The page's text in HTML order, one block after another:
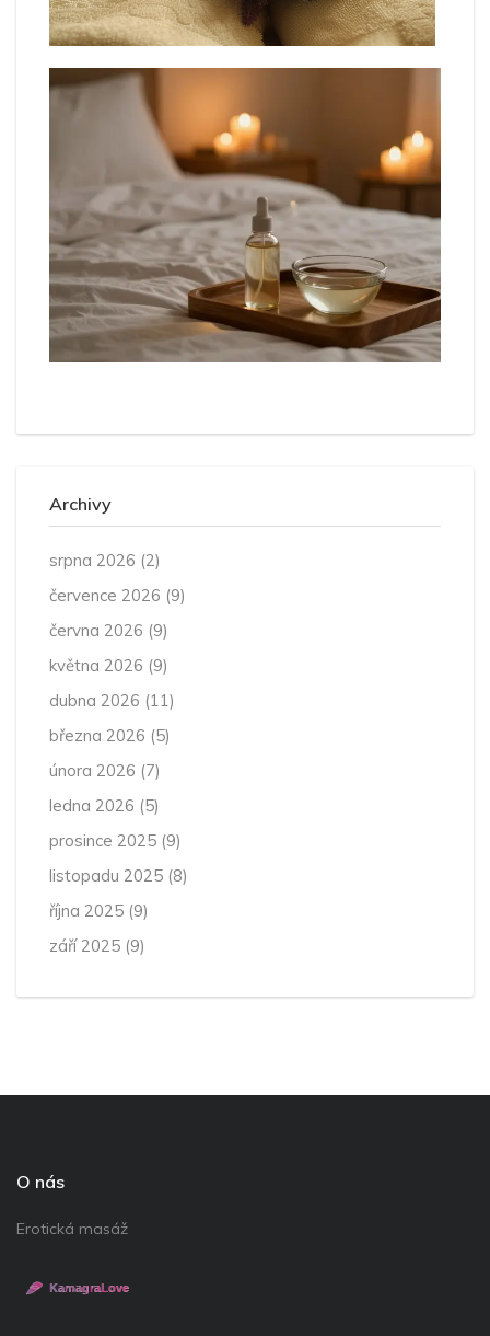
Archivy
srpna 2026 (2)
července 2026 (9)
června 2026 (9)
května 2026 (9)
dubna 2026 (11)
března 2026 (5)
února 2026 (7)
ledna 2026 (5)
prosince 2025 (9)
listopadu 2025 (8)
října 2025 (9)
září 2025 (9)
O nás
Erotická masáž